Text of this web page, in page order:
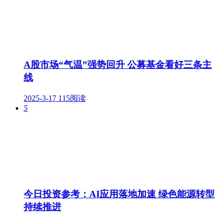
A股市场“气温”强势回升 公募基金看好三条主
线
2025-3-17 115阅读
5
今日投资参考：AI应用落地加速 绿色能源转型
持续推进